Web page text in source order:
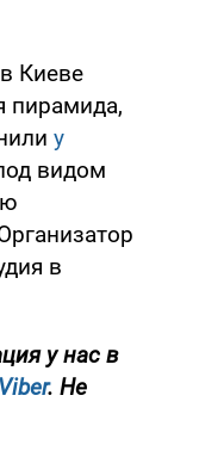
Киеве
пирамида,
у
видом
в
у нас в
Viber. Не